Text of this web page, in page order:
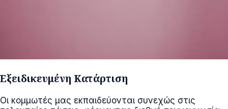
Εξειδικευμένη Κατάρτιση
Οι κομμωτές μας εκπαιδεύονται συνεχώς στις